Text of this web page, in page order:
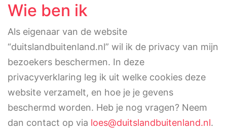
Wie ben ik
Als eigenaar van de website
“duitslandbuitenland.nl” wil ik de privacy van mijn
bezoekers beschermen. In deze
privacyverklaring leg ik uit welke cookies deze
website verzamelt, en hoe je je gevens
beschermd worden. Heb je nog vragen? Neem
dan contact op via loes@duitslandbuitenland.nl.